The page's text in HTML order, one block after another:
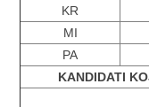
KR
MI
PA
KANDIDATI